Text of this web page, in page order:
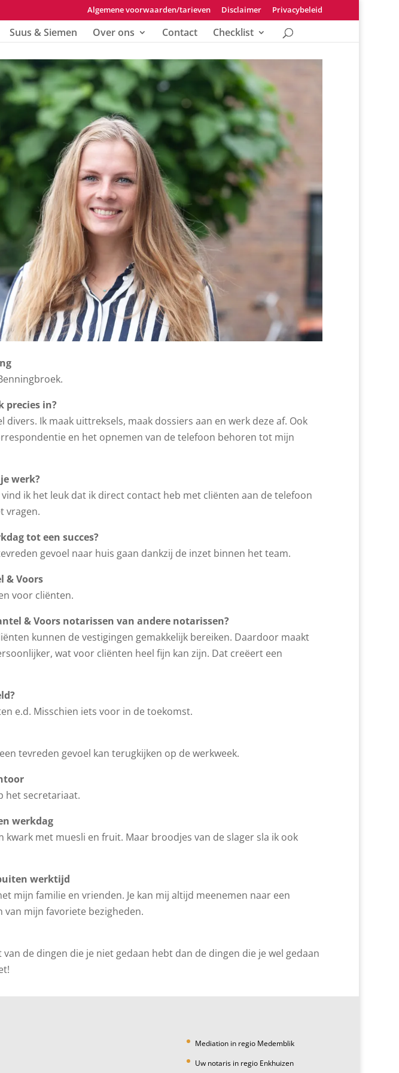
Algemene voorwaarden/tarieven Disclaimer Privacybeleid
Suus & Siemen Over ons Contact Checklist
precies in?
divers. Ik maak uittreksels, maak dossiers aan en werk deze af. Ook
en het opnemen van de telefoon behoren tot mijn
werk?
vind ik het leuk dat ik direct contact heb met cliënten aan de telefoon
vragen.
tot een succes?
gevoel naar huis gaan dankzij de inzet binnen het team.
& Voors
voor cliënten.
& Voors notarissen van andere notarissen?
kunnen de vestigingen gemakkelijk bereiken. Daardoor maakt
wat voor cliënten heel fijn kan zijn. Dat creëert een
e.d. Misschien iets voor in de toekomst.
tevreden gevoel kan terugkijken op de werkweek.
het secretariaat.
werkdag
kwark met muesli en fruit. Maar broodjes van de slager sla ik ook
werktijd
mijn familie en vrienden. Je kan mij altijd meenemen naar een
van mijn favoriete bezigheden.
de dingen die je niet gedaan hebt dan de dingen die je wel gedaan
Mediation in regio Medemblik
Uw notaris in regio Enkhuizen